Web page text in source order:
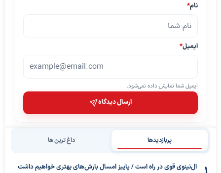
نام*
ایمیل*
ایمیل شما نمایش داده نمی‌شود.
ارسال دیدگاه
پربازدیدها داغ ترین ها
ال‌نینوی قوی در راه است / پاییز امسال بارش‌های بهتری خواهیم داشت